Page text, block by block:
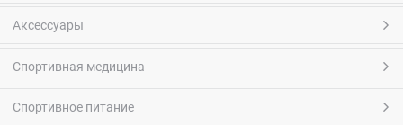
Аксессуары
Спортивная медицина
Спортивное питание